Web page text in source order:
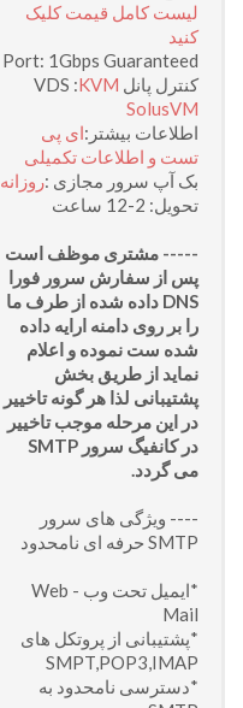
لیست کامل قیمت کلیک
کنید
Port: 1Gbps Guaranteed
کنترل پانل VDS : KVM
SolusVM
اطلاعات بیشتر:ای پی
تست و اطلاعات تکمیلی
بک آپ سرور مجازی :روزانه
تحویل: 2-12 ساعت
----- مشتری موظف است
پس از سفارش سرور فورا
DNS داده شده از طرف ما
را بر روی دامنه ارایه داده
شده ست نموده و اعلام
نماید از طریق بخش
پشتیبانی لذا هر گونه تاخییر
در این مرحله موجب تاخییر
در کانفیگ سرور SMTP
می گردد.
---- ویژگی های سرور
SMTP حرفه ای نامحدود
*ایمیل تحت وب - Web
Mail
*پشتیبانی از پروتکل های
SMPT,POP3,IMAP
*دسترسی نامحدود به